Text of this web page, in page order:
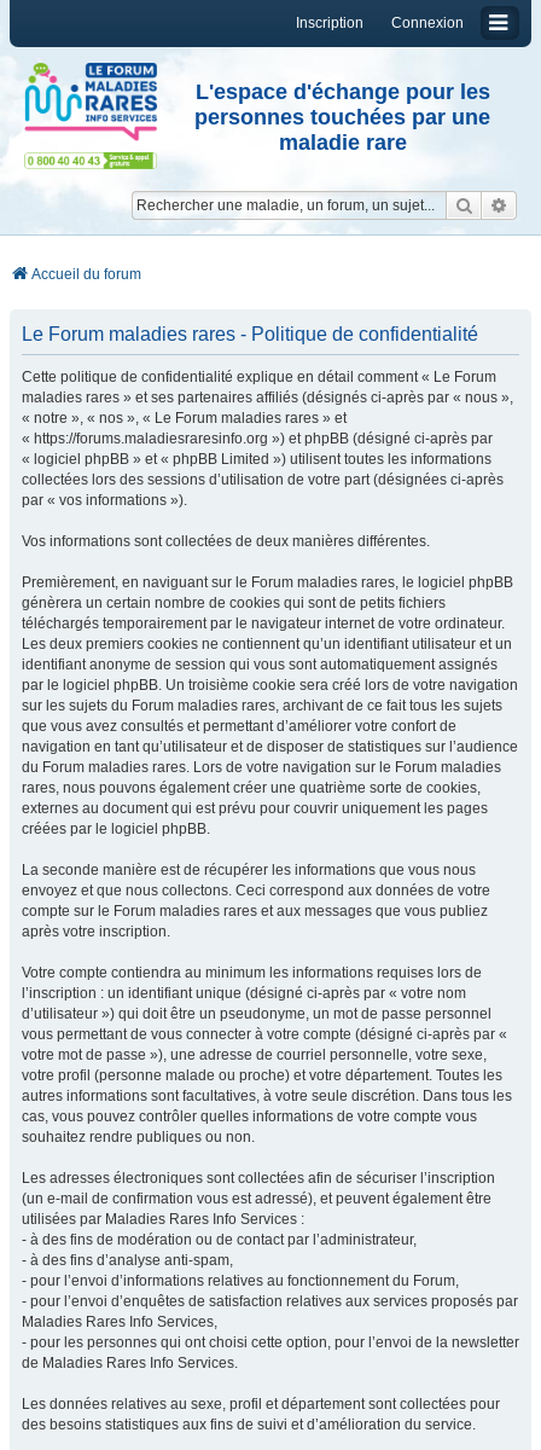
Connexion
Inscription
L'espace d'échange pour les
personnes touchées par une
maladie rare
Accueil du forum
Le Forum maladies rares - Politique de confidentialité
Cette politique de confidentialité explique en détail comment « Le Forum
maladies rares » et ses partenaires affiliés (désignés ci-après par « nous »,
« notre », « nos », « Le Forum maladies rares » et
« https://forums.maladiesraresinfo.org ») et phpBB (désigné ci-après par
« logiciel phpBB » et « phpBB Limited ») utilisent toutes les informations
collectées lors des sessions d’utilisation de votre part (désignées ci-après
par « vos informations »).
Vos informations sont collectées de deux manières différentes.
Premièrement, en naviguant sur le Forum maladies rares, le logiciel phpBB
génèrera un certain nombre de cookies qui sont de petits fichiers
téléchargés temporairement par le navigateur internet de votre ordinateur.
Les deux premiers cookies ne contiennent qu’un identifiant utilisateur et un
identifiant anonyme de session qui vous sont automatiquement assignés
par le logiciel phpBB. Un troisième cookie sera créé lors de votre navigation
sur les sujets du Forum maladies rares, archivant de ce fait tous les sujets
que vous avez consultés et permettant d’améliorer votre confort de
navigation en tant qu’utilisateur et de disposer de statistiques sur l’audience
du Forum maladies rares. Lors de votre navigation sur le Forum maladies
rares, nous pouvons également créer une quatrième sorte de cookies,
externes au document qui est prévu pour couvrir uniquement les pages
créées par le logiciel phpBB.
La seconde manière est de récupérer les informations que vous nous
envoyez et que nous collectons. Ceci correspond aux données de votre
compte sur le Forum maladies rares et aux messages que vous publiez
après votre inscription.
Votre compte contiendra au minimum les informations requises lors de
l’inscription : un identifiant unique (désigné ci-après par « votre nom
d’utilisateur ») qui doit être un pseudonyme, un mot de passe personnel
vous permettant de vous connecter à votre compte (désigné ci-après par «
votre mot de passe »), une adresse de courriel personnelle, votre sexe,
votre profil (personne malade ou proche) et votre département. Toutes les
autres informations sont facultatives, à votre seule discrétion. Dans tous les
cas, vous pouvez contrôler quelles informations de votre compte vous
souhaitez rendre publiques ou non.
Les adresses électroniques sont collectées afin de sécuriser l’inscription
(un e-mail de confirmation vous est adressé), et peuvent également être
utilisées par Maladies Rares Info Services :
- à des fins de modération ou de contact par l’administrateur,
- à des fins d’analyse anti-spam,
- pour l’envoi d’informations relatives au fonctionnement du Forum,
- pour l’envoi d’enquêtes de satisfaction relatives aux services proposés par
Maladies Rares Info Services,
- pour les personnes qui ont choisi cette option, pour l’envoi de la newsletter
de Maladies Rares Info Services.
Les données relatives au sexe, profil et département sont collectées pour
des besoins statistiques aux fins de suivi et d’amélioration du service.